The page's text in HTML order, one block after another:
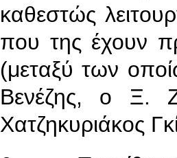
καθεστώς
που της έχουν
(μεταξύ των
Βενέζης, ο Ξ.
Χατζηκυριάκος